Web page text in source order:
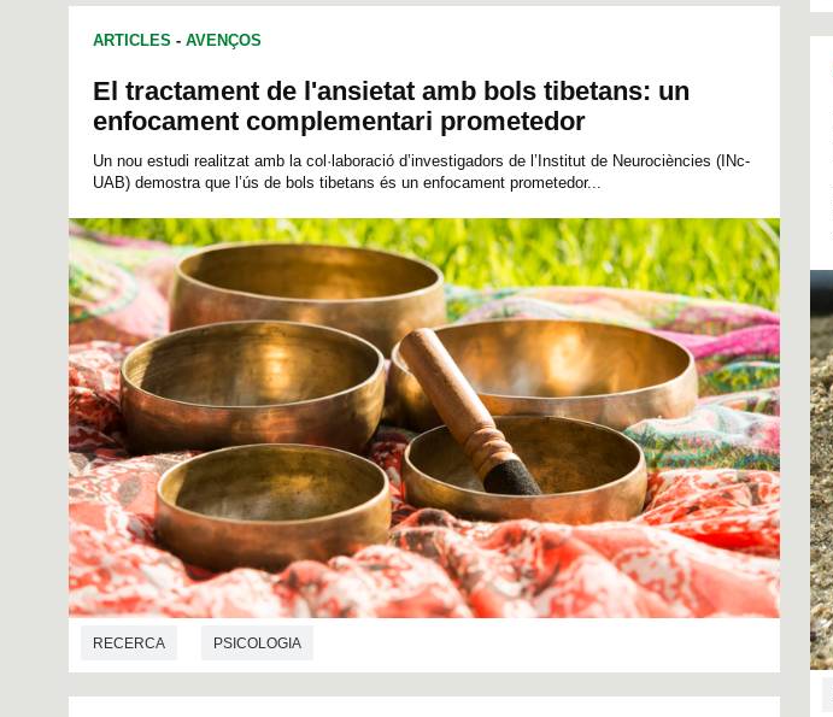
ARTICLES - AVENÇOS
El tractament de l'ansietat amb bols tibetans: un
enfocament complementari prometedor
Un nou estudi realitzat amb la col·laboració d’investigadors de l’Institut de Neurociències (INc-
UAB) demostra que l’ús de bols tibetans és un enfocament prometedor...
RECERCA PSICOLOGIA